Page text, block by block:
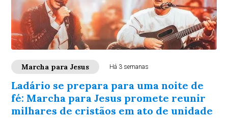
Marcha para Jesus Há 3 semanas
Ladário se prepara para uma noite de
fé: Marcha para Jesus promete reunir
milhares de cristãos em ato de unidade